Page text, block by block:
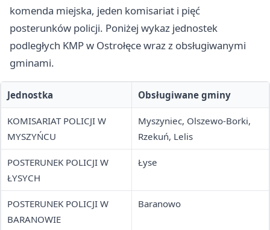
komenda miejska, jeden komisariat i pięć
posterunków policji. Poniżej wykaz jednostek
podległych KMP w Ostrołęce wraz z obsługiwanymi
gminami.
Jednostka Obsługiwane gminy
KOMISARIAT POLICJI W
MYSZYŃCU
Myszyniec, Olszewo-Borki,
Rzekuń, Lelis
POSTERUNEK POLICJI W
ŁYSYCH
Łyse
POSTERUNEK POLICJI W
BARANOWIE
Baranowo